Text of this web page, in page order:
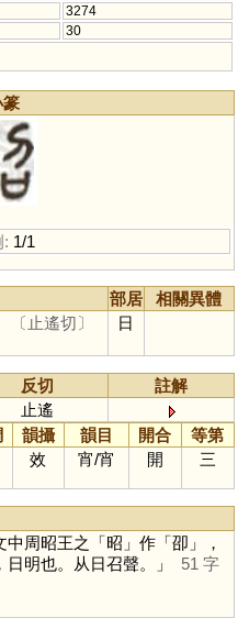
3274
30
篆
: 1/1
部居
相關異體
〔止遙切〕
日
反切
註解
止遙
韻攝 韻目 開合
等第
效 宵/宵 開 三
中周昭王之「昭 」作「卲 」，
明也。从日召聲。」 51 字